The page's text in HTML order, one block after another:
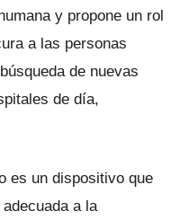
y propone un rol
a las personas
de nuevas
de día,
es un dispositivo que
a la